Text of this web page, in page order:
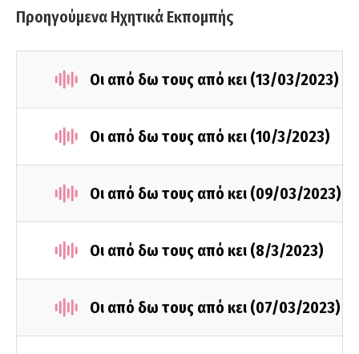
Προηγούμενα Ηχητικά Εκπομπής
Οι από δω τους από κει (13/03/2023)
Οι από δω τους από κει (10/3/2023)
Οι από δω τους από κει (09/03/2023)
Οι από δω τους από κει (8/3/2023)
Οι από δω τους από κει (07/03/2023)